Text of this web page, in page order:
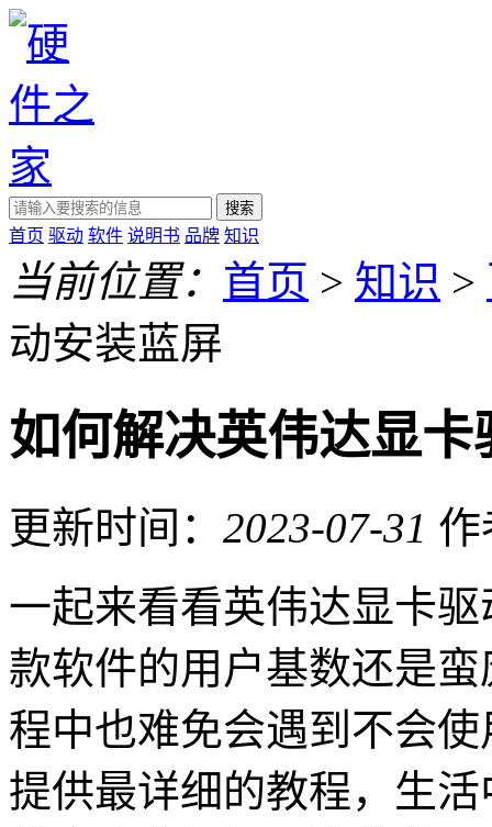
搜索
首页 驱动 软件 说明书 品牌 知识
当前位置： 首页 > 知识 >
动安装蓝屏
如何解决英伟达显
更新时间： 2023-07-31 作
一起来看看英伟达显卡
款软件的用户基数还是
程中也难免会遇到不会
提供最详细的教程，生